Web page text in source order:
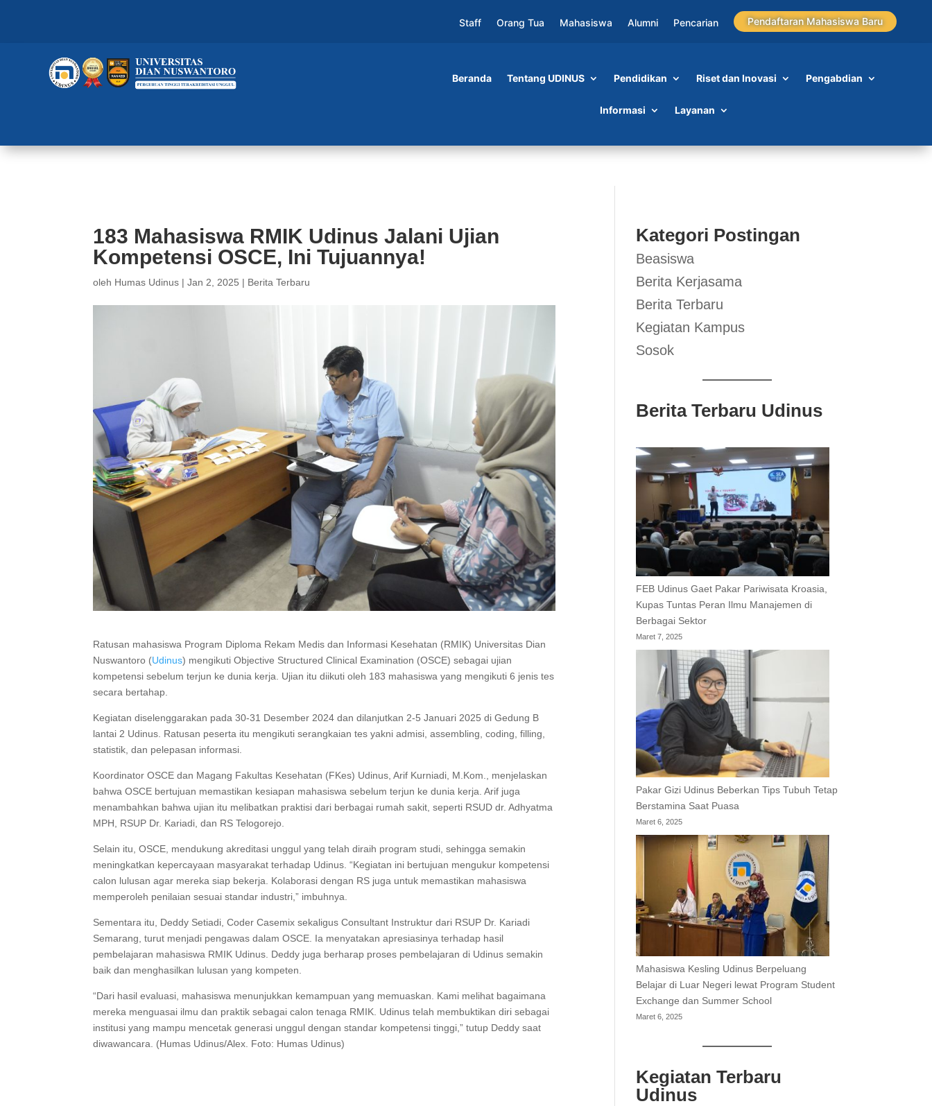
Staff Orang Tua Mahasiswa Alumni Pencarian Pendaftaran Mahasiswa Baru
Beranda Tentang UDINUS Pendidikan Riset dan Inovasi Pengabdian
Informasi Layanan
183 Mahasiswa RMIK Udinus Jalani Ujian
Kompetensi OSCE, Ini Tujuannya!
oleh Humas Udinus |Jan 2, 2025 | Berita Terbaru
Ratusan mahasiswa Program Diploma Rekam Medis dan Informasi Kesehatan (RMIK) Universitas Dian
Nuswantoro (Udinus) mengikuti Objective Structured Clinical Examination (OSCE) sebagai ujian
kompetensi sebelum terjun ke dunia kerja. Ujian itu diikuti oleh 183 mahasiswa yang mengikuti 6 jenis tes
secara bertahap.
Kegiatan diselenggarakan pada 30-31 Desember 2024 dan dilanjutkan 2-5 Januari 2025 di Gedung B
lantai 2 Udinus. Ratusan peserta itu mengikuti serangkaian tes yakni admisi, assembling, coding, filling,
statistik, dan pelepasan informasi.
Koordinator OSCE dan Magang Fakultas Kesehatan (FKes) Udinus, Arif Kurniadi, M.Kom., menjelaskan
bahwa OSCE bertujuan memastikan kesiapan mahasiswa sebelum terjun ke dunia kerja. Arif juga
menambahkan bahwa ujian itu melibatkan praktisi dari berbagai rumah sakit, seperti RSUD dr. Adhyatma
MPH, RSUP Dr. Kariadi, dan RS Telogorejo.
Selain itu, OSCE, mendukung akreditasi unggul yang telah diraih program studi, sehingga semakin
meningkatkan kepercayaan masyarakat terhadap Udinus. “Kegiatan ini bertujuan mengukur kompetensi
calon lulusan agar mereka siap bekerja. Kolaborasi dengan RS juga untuk memastikan mahasiswa
memperoleh penilaian sesuai standar industri,” imbuhnya.
Sementara itu, Deddy Setiadi, Coder Casemix sekaligus Consultant Instruktur dari RSUP Dr. Kariadi
Semarang, turut menjadi pengawas dalam OSCE. Ia menyatakan apresiasinya terhadap hasil
pembelajaran mahasiswa RMIK Udinus. Deddy juga berharap proses pembelajaran di Udinus semakin
baik dan menghasilkan lulusan yang kompeten.
“Dari hasil evaluasi, mahasiswa menunjukkan kemampuan yang memuaskan. Kami melihat bagaimana
mereka menguasai ilmu dan praktik sebagai calon tenaga RMIK. Udinus telah membuktikan diri sebagai
institusi yang mampu mencetak generasi unggul dengan standar kompetensi tinggi,” tutup Deddy saat
diwawancara. (Humas Udinus/Alex. Foto: Humas Udinus)
Kategori Postingan
Beasiswa
Berita Kerjasama
Berita Terbaru
Kegiatan Kampus
Sosok
Berita Terbaru Udinus
FEB Udinus Gaet Pakar Pariwisata Kroasia,
Kupas Tuntas Peran Ilmu Manajemen di
Berbagai Sektor
Maret 7, 2025
Pakar Gizi Udinus Beberkan Tips Tubuh Tetap
Berstamina Saat Puasa
Maret 6, 2025
Mahasiswa Kesling Udinus Berpeluang
Belajar di Luar Negeri lewat Program Student
Exchange dan Summer School
Maret 6, 2025
Kegiatan Terbaru
Udinus